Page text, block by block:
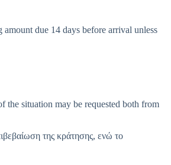
due 14 days before arrival unless
the situation may be requested both from
της κράτησης, ενώ το